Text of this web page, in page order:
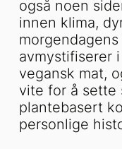
også noen
innen klima,
avmystifiserer
vegansk mat,
vite for å sette
plantebasert
personlige